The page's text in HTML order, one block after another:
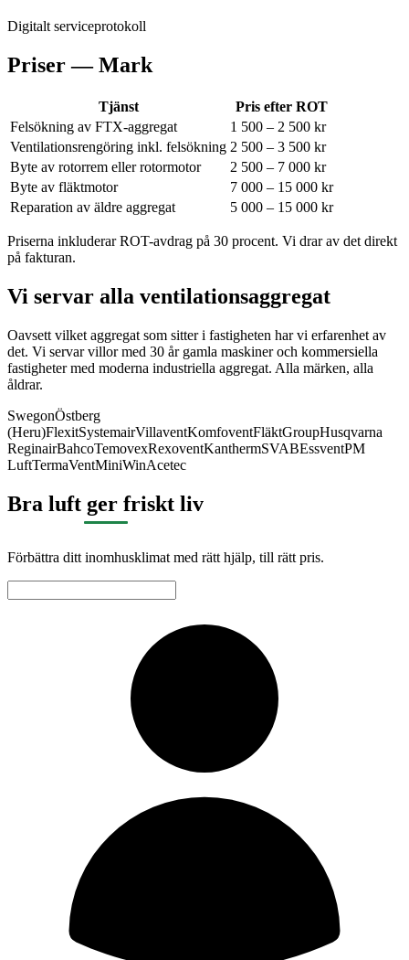
Digitalt serviceprotokoll
Priser —Mark
Tjänst
Pris efter ROT
Felsökning av FTX-aggregat
1 500 – 2 500 kr
Ventilationsrengöring inkl. felsökning 2 500 – 3 500 kr
Byte av rotorrem eller rotormotor
2 500 – 7 000 kr
Byte av fläktmotor
7 000 – 15 000 kr
Reparation av äldre aggregat
5 000 – 15 000 kr
Priserna inkluderar ROT-avdrag på 30 procent. Vi drar av det direkt
på fakturan.
Vi servar alla ventilationsaggregat
Oavsett vilket aggregat som sitter i fastigheten har vi erfarenhet av
det. Vi servar villor med 30 år gamla maskiner och kommersiella
fastigheter med moderna industriella aggregat. Alla märken, alla
åldrar.
SwegonÖstberg
(Heru)FlexitSystemairVillaventKomfoventFläktGroupHusqvarna
ReginairBahcoTemovexRexoventKanthermSVABEssventPM
LuftTermaVentMiniWinAcetec
Bra luft ger friskt liv
Förbättra ditt inomhusklimat med rätt hjälp, till rätt pris.